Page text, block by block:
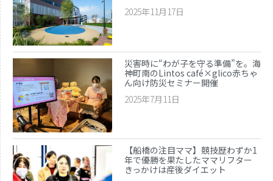
2025年11月17日
災害時に“わが子を守る準備”を。海
神町南のLintos café×glico赤ちゃ
ん向け防災セミナー開催
2025年7月11日
【船橋の注目ママ】競技歴わずか1
年で優勝を果たしたママリフター
きっかけは産後ダイエット